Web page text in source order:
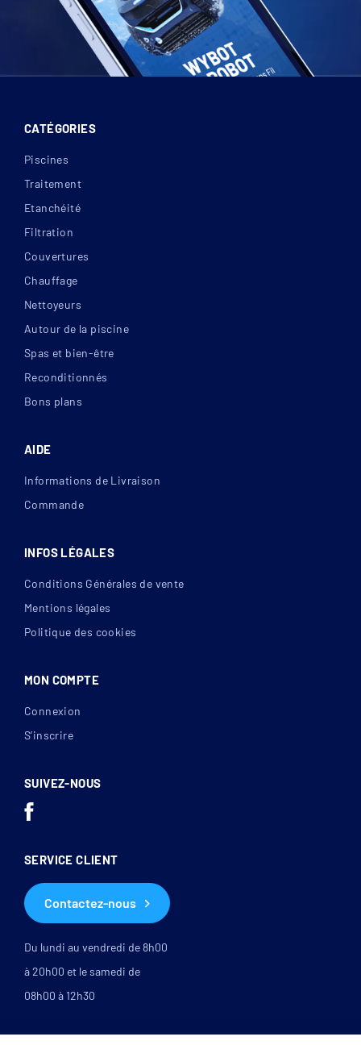
CATÉGORIES
Piscines
Traitement
Etanchéité
Filtration
Couvertures
Chauffage
Nettoyeurs
Autour de la piscine
Spas et bien-être
Reconditionnés
Bons plans
AIDE
Informations de Livraison
Commande
INFOS LÉGALES
Conditions Générales de vente
Mentions légales
Politique des cookies
MON COMPTE
Connexion
S’inscrire
SUIVEZ-NOUS
SERVICE CLIENT
Contactez-nous
Du lundi au vendredi de 8h00
à 20h00 et le samedi de
08h00 à 12h30